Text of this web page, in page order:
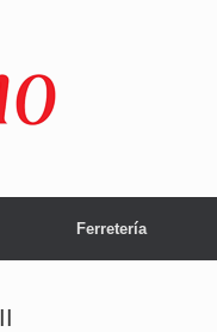
Ferretería